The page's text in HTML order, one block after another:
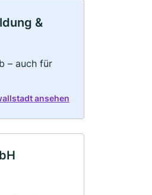
&
– auch für
ansehen